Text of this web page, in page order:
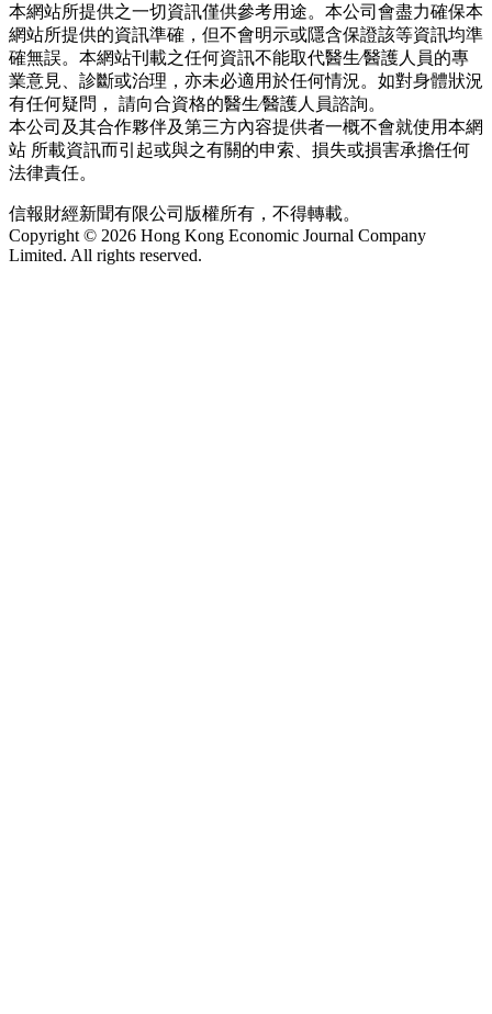
本網站所提供之一切資訊僅供參考用途。本公司會盡力確保本
網站所提供的資訊準確，但不會明示或隱含保證該等資訊均準
確無誤。本網站刊載之任何資訊不能取代醫生∕醫護人員的專
業意見、診斷或治理，亦未必適用於任何情況。如對身體狀況
有任何疑問， 請向合資格的醫生∕醫護人員諮詢。
本公司及其合作夥伴及第三方內容提供者一概不會就使用本網
站 所載資訊而引起或與之有關的申索、損失或損害承擔任何
法律責任。
信報財經新聞有限公司版權所有，不得轉載。
Copyright © 2026 Hong Kong Economic Journal Company
Limited. All rights reserved.